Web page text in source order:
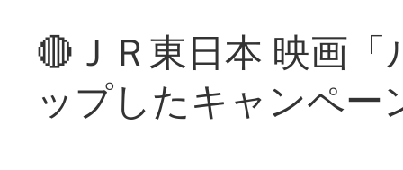
🔴ＪＲ東日本 映画
ップしたキャンペー